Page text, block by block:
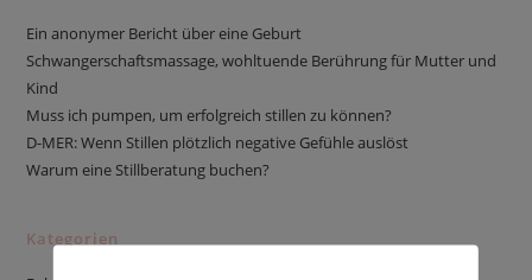
Ein anonymer Bericht über eine Geburt
Schwangerschaftsmassage, wohltuende Berührung für Mutter und
Kind
Muss ich pumpen, um erfolgreich stillen zu können?
D-MER: Wenn Stillen plötzlich negative Gefühle auslöst
Warum eine Stillberatung buchen?
Kategorien